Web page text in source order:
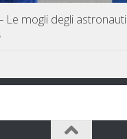
Le mogli degli astronauti